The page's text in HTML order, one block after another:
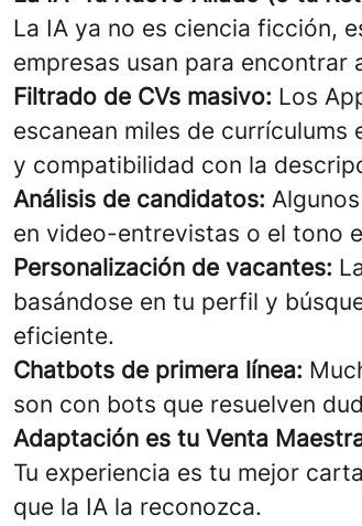
La IA ya no es ciencia ficción,
empresas usan para encontrar
Filtrado de CVs masivo: Los
escanean miles de
y compatibilidad con la
Análisis de candidatos:
en video-entrevistas o el tono
Personalización de vacantes:
basándose en tu perfil y
eficiente.
Chatbots de primera línea:
son con bots que resuelven
Adaptación es tu Venta
Tu experiencia es tu mejor
que la IA la reconozca.